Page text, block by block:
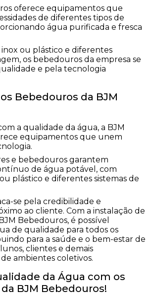
oferece equipamentos que
de diferentes tipos de
água purificada e fresca
ou plástico e diferentes
os bebedouros da empresa se
e pela tecnologia
Bebedouros da BJM
a qualidade da água, a BJM
equipamentos que unem
e bebedouros garantem
de água potável, com
plástico e diferentes sistemas de
se pela credibilidade e
ao cliente. Com a instalação de
Bebedouros, é possível
de qualidade para todos os
para a saúde e o bem-estar de
clientes e demais
ambientes coletivos.
da Água com os
BJM Bebedouros!